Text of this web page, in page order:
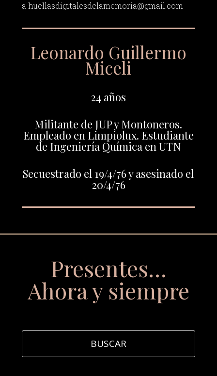
a huellasdigitalesdelamemoria@gmail.com
Leonardo Guillermo
Miceli
24 años
Militante de JUP y Montoneros.
Empleado en Limpiolux. Estudiante
de Ingeniería Química en UTN
Secuestrado el 19/4/76 y asesinado el
20/4/76
Presentes…
Ahora y siempre